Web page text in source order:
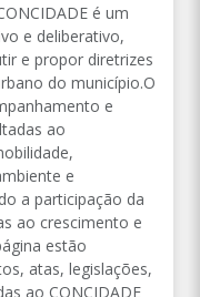
é um
e deliberativo,
e propor diretrizes
do município.O
e
ao
e
a participação da
ao crescimento e
estão
atas, legislações,
ao CONCIDADE